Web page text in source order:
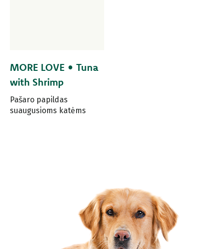
MORE LOVE • Tuna
with Shrimp
Pašaro papildas
suaugusioms katėms